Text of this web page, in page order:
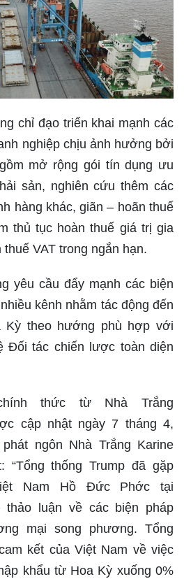
chỉ đạo triển khai mạnh các
nghiệp chịu ảnh hưởng bởi
mở rộng gói tín dụng ưu
sản, nghiên cứu thêm các
hàng khác, giãn – hoãn thuế
thủ tục hoàn thuế giá trị gia
VAT trong ngắn hạn.
yêu cầu đẩy mạnh các biện
kênh nhằm tác động đến
Kỳ theo hướng phù hợp với
Đối tác chiến lược toàn diện
thức từ Nhà Trắng
cập nhật ngày 7 tháng 4,
ngôn Nhà Trắng Karine
“Tổng thống Trump đã gặp
Nam Hồ Đức Phớc tại
thảo luận về các biện pháp
mại song phương. Tổng
kết của Việt Nam về việc
khẩu từ Hoa Kỳ xuống 0%